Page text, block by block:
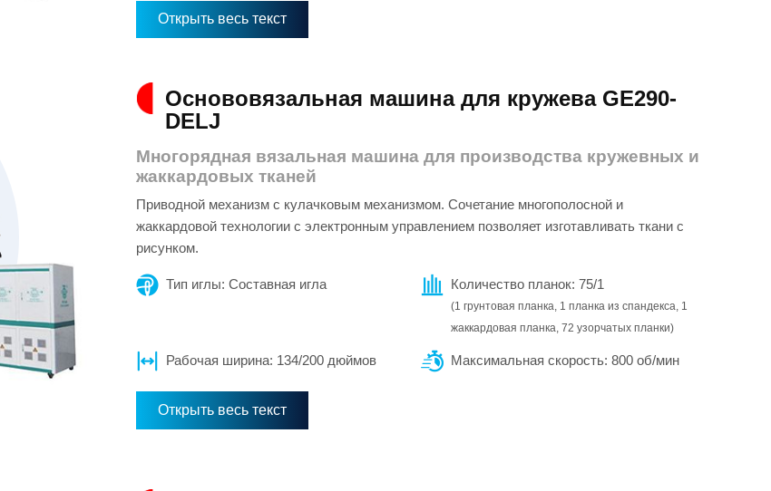
Открыть весь текст
Основовязальная машина для кружева GE290-
DELJ
Многорядная вязальная машина для производства кружевных и
жаккардовых тканей
Приводной механизм с кулачковым механизмом. Сочетание многополосной и
жаккардовой технологии с электронным управлением позволяет изготавливать ткани с
рисунком.
Тип иглы: Составная игла Количество планок: 75/1
(1 грунтовая планка, 1 планка из спандекса, 1
жаккардовая планка, 72 узорчатых планки)
Рабочая ширина: 134/200 дюймов Максимальная скорость: 800 об/мин
Открыть весь текст